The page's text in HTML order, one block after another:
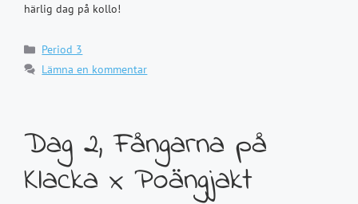
härlig dag på kollo!
Kategorier
Period 3
Lämna en kommentar
Dag 2, Fångarna på
Klacka x Poängjakt